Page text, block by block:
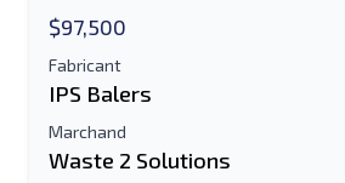
Mobile
$97,500
Fabricant
IPS Balers
Marchand
Waste 2 Solutions
Ton nom complet
Information additionnelle